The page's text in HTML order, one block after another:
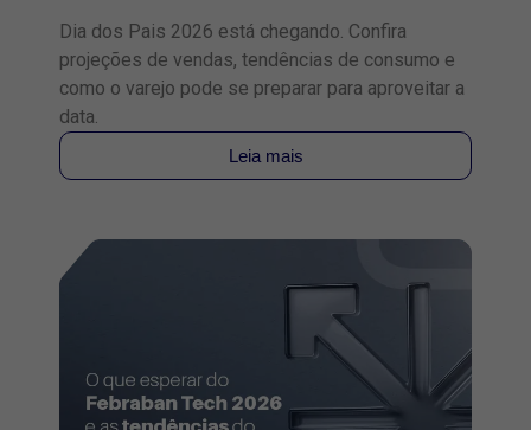
Dia dos Pais 2026 está chegando. Confira
projeções de vendas, tendências de consumo e
como o varejo pode se preparar para aproveitar a
data.
Leia mais